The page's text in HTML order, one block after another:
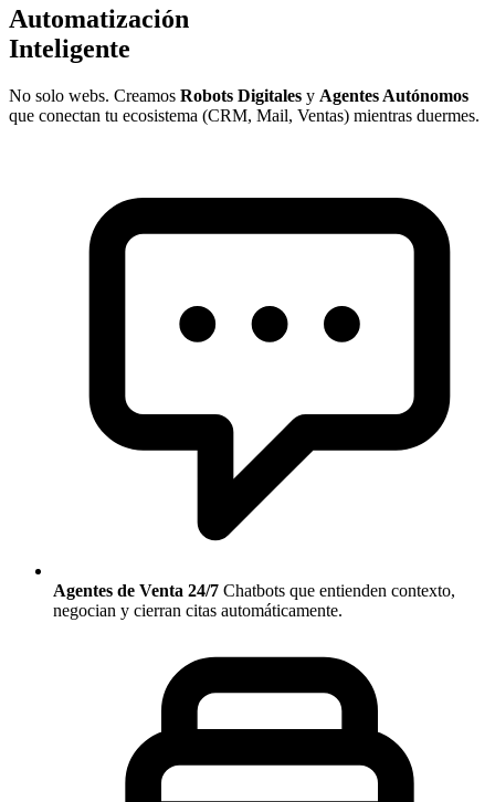
Automatización
Inteligente
No solo webs. Creamos Robots Digitales y Agentes Autónomos
que conectan tu ecosistema (CRM, Mail, Ventas) mientras duermes.
Agentes de Venta 24/7 Chatbots que entienden contexto,
negocian y cierran citas automáticamente.